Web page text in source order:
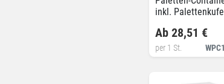
inkl.
Ab 28,51 €
per 1 St.